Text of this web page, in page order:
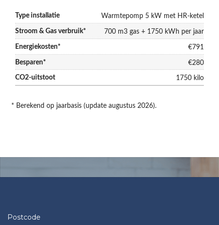
Warmtepomp 5 kW met HR-ketel
700 m3 gas + 1750 kWh per jaar
€791
€280
1750 kilo
* Berekend op jaarbasis (update augustus 2026).
Postcode